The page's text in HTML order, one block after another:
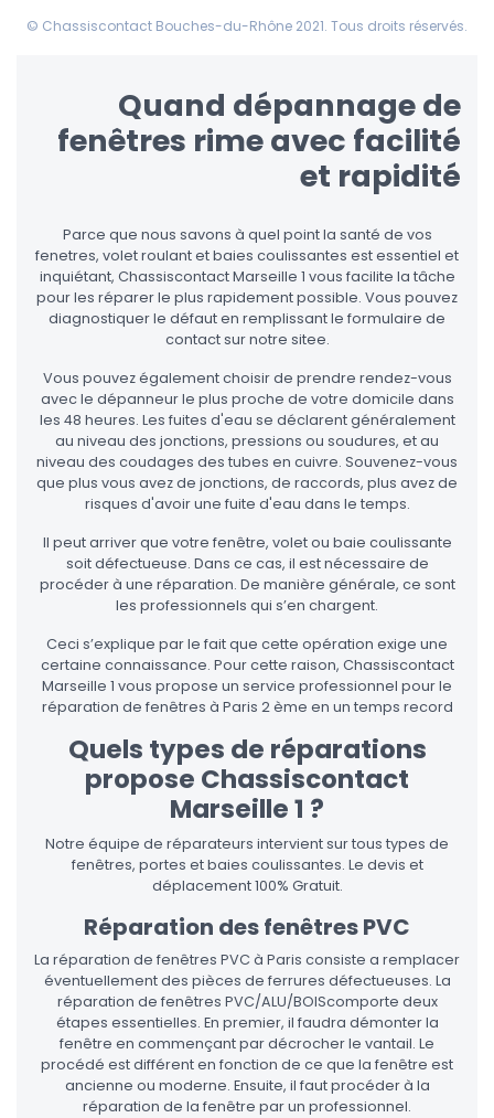
© Chassiscontact Bouches-du-Rhône 2021. Tous droits réservés.
Quand dépannage de
fenêtres rime avec facilité
et rapidité
Parce que nous savons à quel point la santé de vos
fenetres, volet roulant et baies coulissantes est essentiel et
inquiétant, Chassiscontact Marseille 1 vous facilite la tâche
pour les réparer le plus rapidement possible. Vous pouvez
diagnostiquer le défaut en remplissant le formulaire de
contact sur notre sitee.
Vous pouvez également choisir de prendre rendez-vous
avec le dépanneur le plus proche de votre domicile dans
les 48 heures. Les fuites d'eau se déclarent généralement
au niveau des jonctions, pressions ou soudures, et au
niveau des coudages des tubes en cuivre. Souvenez-vous
que plus vous avez de jonctions, de raccords, plus avez de
risques d'avoir une fuite d'eau dans le temps.
Il peut arriver que votre fenêtre, volet ou baie coulissante
soit défectueuse. Dans ce cas, il est nécessaire de
procéder à une réparation. De manière générale, ce sont
les professionnels qui s’en chargent.
Ceci s’explique par le fait que cette opération exige une
certaine connaissance. Pour cette raison, Chassiscontact
Marseille 1 vous propose un service professionnel pour le
réparation de fenêtres à Paris 2 ème en un temps record
Quels types de réparations
propose Chassiscontact
Marseille 1 ?
Notre équipe de réparateurs intervient sur tous types de
fenêtres, portes et baies coulissantes. Le devis et
déplacement 100% Gratuit.
Réparation des fenêtres PVC
La réparation de fenêtres PVC à Paris consiste a remplacer
éventuellement des pièces de ferrures défectueuses. La
réparation de fenêtres PVC/ALU/BOIScomporte deux
étapes essentielles. En premier, il faudra démonter la
fenêtre en commençant par décrocher le vantail. Le
procédé est différent en fonction de ce que la fenêtre est
ancienne ou moderne. Ensuite, il faut procéder à la
réparation de la fenêtre par un professionnel.